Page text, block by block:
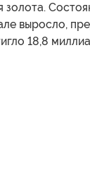
золота.
выросло,
18,8